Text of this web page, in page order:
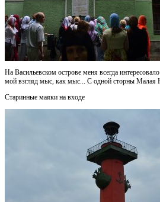
На Васильевском острове меня всегда
мой взгляд мыс, как мыс... С одной сторны Малая
Старинные маяки на входе